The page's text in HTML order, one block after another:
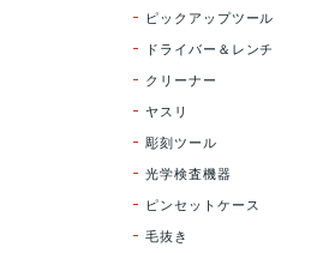
ピックアップツール
ドライバー＆レンチ
クリーナー
ヤスリ
彫刻ツール
光学検査機器
ピンセットケース
毛抜き